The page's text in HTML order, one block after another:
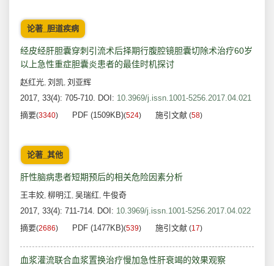
论著_胆道疾病
经皮经肝胆囊穿刺引流术后择期行腹腔镜胆囊切除术治疗60岁
以上急性重症胆囊炎患者的最佳时机探讨
赵红光, 刘凯, 刘亚辉
2017, 33(4): 705-710. DOI: 10.3969/j.issn.1001-5256.2017.04.021
摘要(3340) PDF (1509KB)(524) 施引文献 (58)
论著_其他
肝性脑病患者短期预后的相关危险因素分析
王丰姣, 柳明江, 吴瑞红, 牛俊奇
2017, 33(4): 711-714. DOI: 10.3969/j.issn.1001-5256.2017.04.022
摘要(2686) PDF (1477KB)(539) 施引文献 (17)
血浆灌流联合血浆置换治疗慢加急性肝衰竭的效果观察